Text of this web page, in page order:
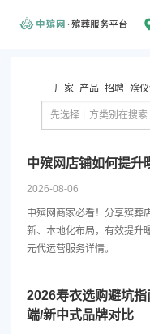
厂家 产品 招聘 殡
中殡网店铺如何提升
2026-08-06
中殡网商家必看！分享殡葬
新、本地化布局，有效提升
元代运营服务详情。
2026寿衣选购避坑
端/新中式品牌对比